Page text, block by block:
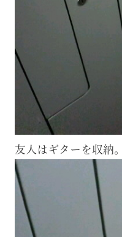
友人はギターを収納。